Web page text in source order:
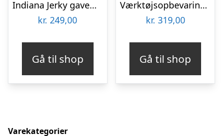
Indiana Jerky gaveæske
kr. 249,00
Gå til shop
Værktøjsopbevaring til spand
kr. 319,00
Gå til shop
Varekategorier